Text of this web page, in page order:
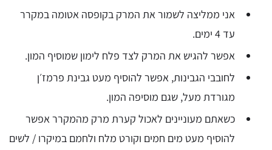
אני ממליצה לשמור את המרק בקופסה אטומה במקרר
עד 4 ימים.
אפשר להגיש את המרק לצד פלח לימון שמוסיף המון.
לחובבי הגבינות, אפשר להוסיף מעט גבינת פרמז׳ן
מגורדת מעל, שגם מוסיפה המון.
כשאתם מעוניינים לאכול קערת מרק מהמקרר אפשר
להוסיף מעט מים חמים וקורט מלח ולחמם במיקרו / לשים